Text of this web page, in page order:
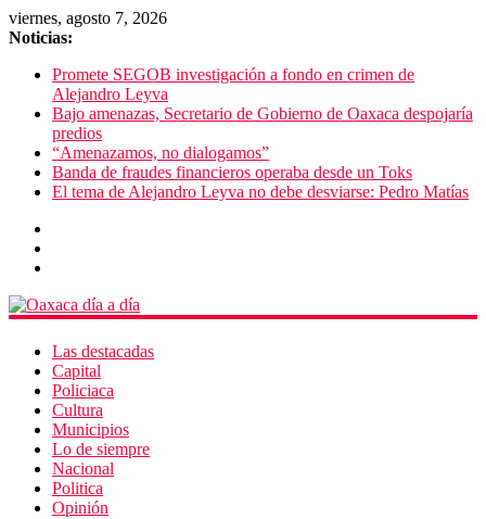
viernes, agosto 7, 2026
Noticias:
Promete SEGOB investigación a fondo en crimen de
Alejandro Leyva
Bajo amenazas, Secretario de Gobierno de Oaxaca despojaría
predios
“Amenazamos, no dialogamos”
Banda de fraudes financieros operaba desde un Toks
El tema de Alejandro Leyva no debe desviarse: Pedro Matías
Las destacadas
Capital
Policiaca
Cultura
Municipios
Lo de siempre
Nacional
Politica
Opinión